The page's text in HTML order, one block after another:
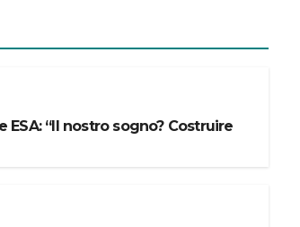
“Il nostro sogno? Costruire